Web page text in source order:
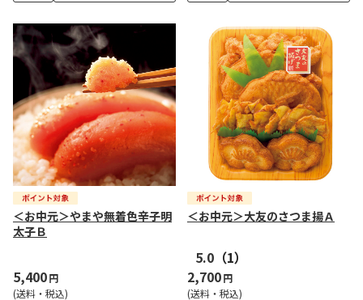
＜お中元＞やまや無着色辛子明
太子Ｂ
5,400円
(送料・税込)
＜お中元＞大友のさつま揚Ａ
5.0 （1）
2,700円
(送料・税込)